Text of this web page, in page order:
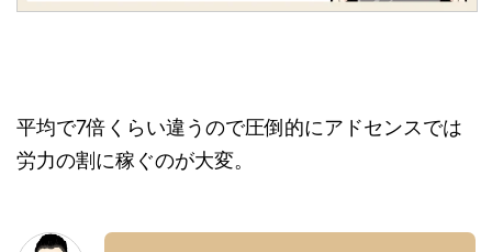
平均で7倍くらい違うので圧倒的にアドセンスでは
労力の割に稼ぐのが大変。